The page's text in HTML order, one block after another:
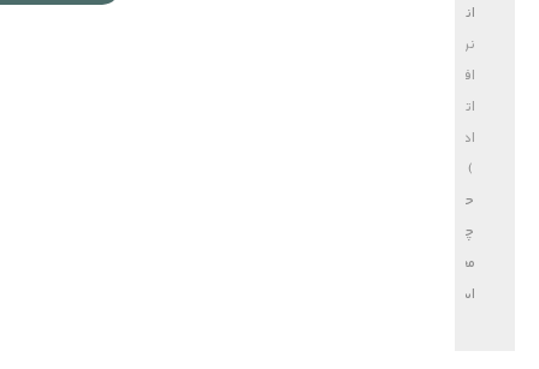
انواع
نرم
افزار
اتوماسیون
اداری
)
حق
چاپ
محفوظ
است